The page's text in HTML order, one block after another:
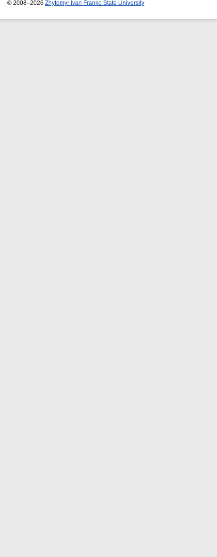
© 2008–2026 Zhytomyr Ivan Franko State University